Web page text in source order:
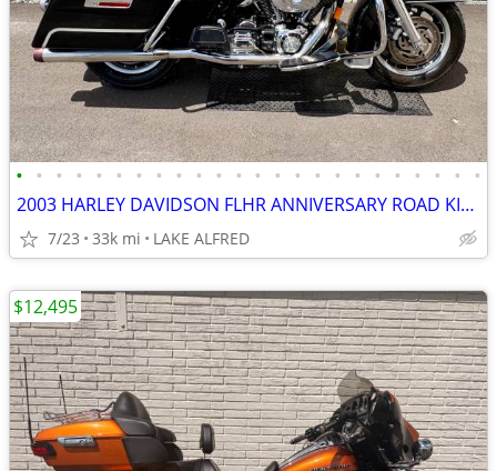
• • • • • • • • • • • • • • • • • • • • • • • •
2003 HARLEY DAVIDSON FLHR ANNIVERSARY ROAD KING
7/23 33k mi LAKE ALFRED
$12,495